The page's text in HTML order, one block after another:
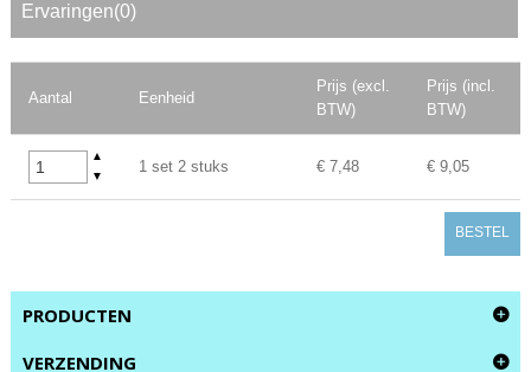
Ervaringen(0)
Aantal Eenheid
Prijs (excl.
BTW)
Prijs (incl.
BTW)
▲
▼
1 set 2 stuks € 7,48 € 9,05
BESTEL
PRODUCTEN
VERZENDING